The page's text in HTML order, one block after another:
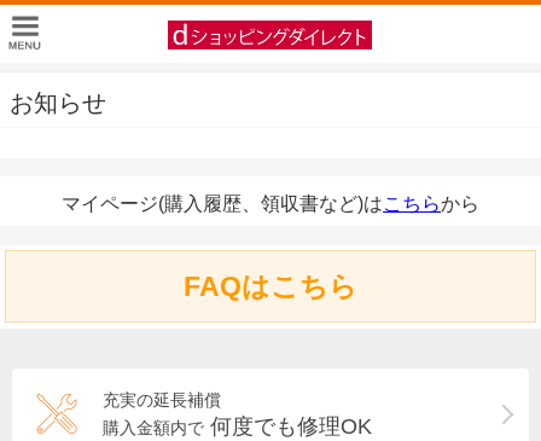
お知らせ
マイページ(購入履歴、領収書など)はこちらから
FAQはこちら
充実の延長補償
購入金額内で 何度でも修理OK